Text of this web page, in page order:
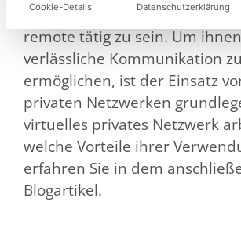
Firmen ihren Mitarbeitern die
remote tätig zu sein. Um
verlässliche Kommunikation zu
ermöglichen, ist der Einsatz
privaten Netzwerken
virtuelles privates Netzwerk
welche Vorteile ihrer
erfahren Sie in dem
Blogartikel.
Cookie-Details Datenschutzerklärung